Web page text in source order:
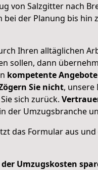
von Salzgitter nach
bei der Planung bis hin
Ihren alltäglichen
sollen, dann
kompetente Angebote
Sie nicht, unsere
sich zurück.
in der Umzugsbranche
das Formular aus und
der Umzugskosten